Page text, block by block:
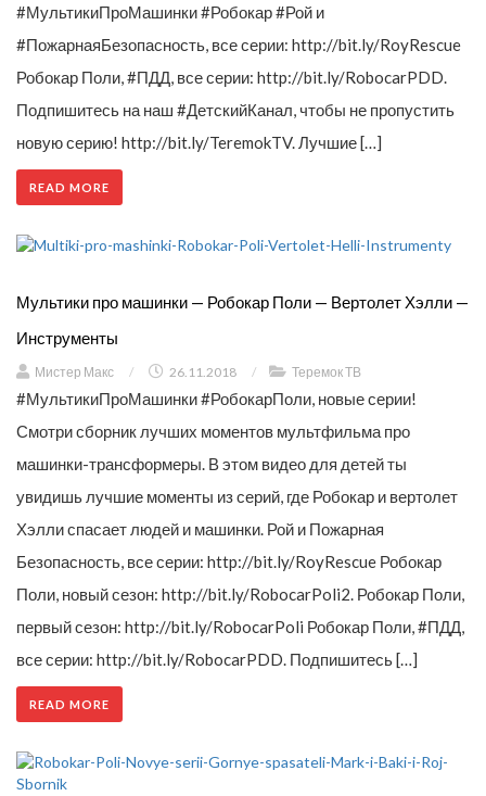
#МультикиПроМашинки #Робокар #Рой и
#ПожарнаяБезопасность, все серии: http://bit.ly/RoyRescue
Робокар Поли, #ПДД, все серии: http://bit.ly/RobocarPDD.
Подпишитесь на наш #ДетскийКанал, чтобы не пропустить
новую серию! http://bit.ly/TeremokTV. Лучшие […]
READ MORE
Мультики про машинки — Робокар Поли — Вертолет Хэлли —
Инструменты
Мистер Макс / 26.11.2018 / Теремок ТВ
#МультикиПроМашинки #РобокарПоли, новые серии!
Смотри сборник лучших моментов мультфильма про
машинки-трансформеры. В этом видео для детей ты
увидишь лучшие моменты из серий, где Робокар и вертолет
Хэлли спасает людей и машинки. Рой и Пожарная
Безопасность, все серии: http://bit.ly/RoyRescue Робокар
Поли, новый сезон: http://bit.ly/RobocarPoli2. Робокар Поли,
первый сезон: http://bit.ly/RobocarPoli Робокар Поли, #ПДД,
все серии: http://bit.ly/RobocarPDD. Подпишитесь […]
READ MORE